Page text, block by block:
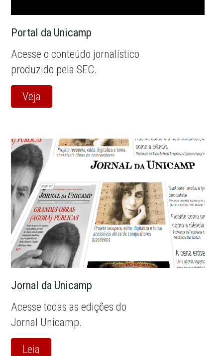
Portal da Unicamp
Acesse o conteúdo jornalístico
produzido pela SEC.
Veja
Jornal da Unicamp
Acesse todas as edições do
Jornal Unicamp.
Leia